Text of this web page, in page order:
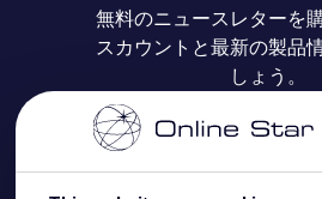
レビュー
OSR ギフトカード
法人ギフト
カスタマイズされたStar Page
One Million Stars
OSR Starsaver
お支払いに関する情報
配送に関する情報
無料のニュースレターを
スカウントと最新の製品
しょう。